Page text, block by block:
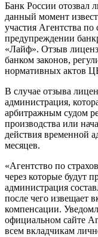
Банк России отозвал
данный момент
участия Агентства
предупреждении
«Лайф». Отзыв
банком законов,
нормативных актов
В случае отзыва
администрация,
арбитражным судом
производства или
действия временной
месяцев.
«Агентство по
через которые будут
администрация
после чего извещает
компенсации.
официальном сайте
всем вкладчикам